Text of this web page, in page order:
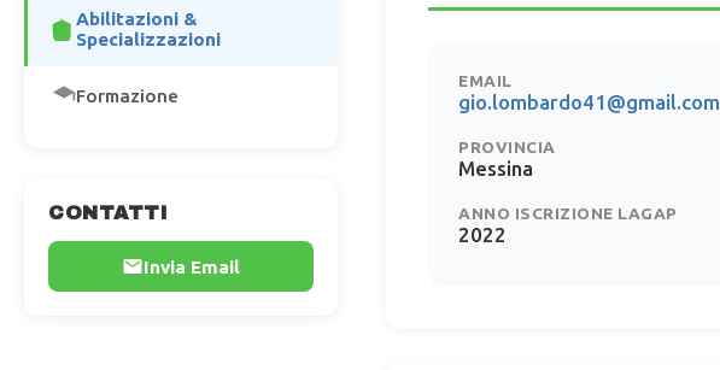
Abilitazioni &
Specializzazioni
Formazione
CONTATTI
Invia Email
EMAIL
gio.lombardo41@gmail.com
PROVINCIA
Messina
ANNO ISCRIZIONE LAGAP
2022